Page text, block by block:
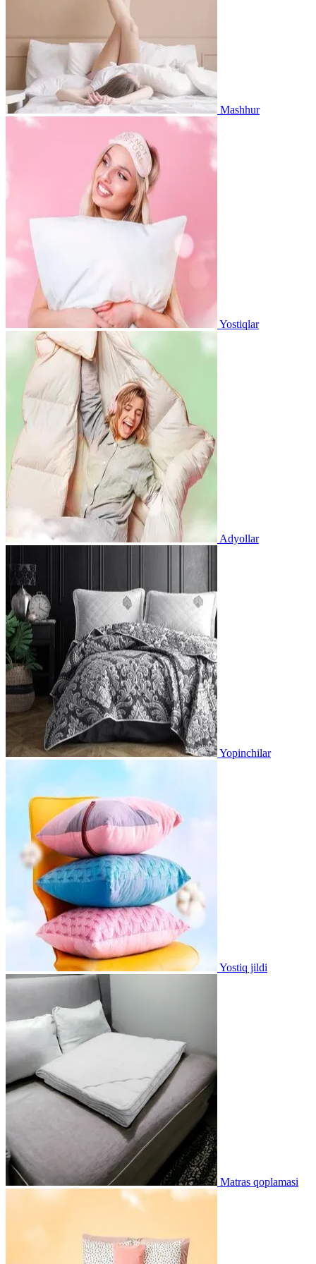
Mashhur
Yostiqlar
Adyollar
Yopinchilar
Yostiq jildi
Matras qoplamasi